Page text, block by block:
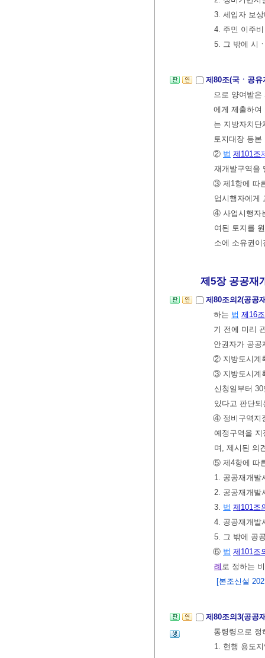
3. 세입자 보
4. 주민 이주비
5. 그 밖에 시
제80조(국ㆍ공
으로 양여받
에게 제출하여
는 지방자치
토지대장 등
② 법 제101조
재개발구역을
③ 제1항에 따
업시행자에게
④ 사업시행자
여된 토지를
소에 소유권
제5장 공공재개
제80조의2(공공
하는 법 제16조
기 전에 미리
안권자가 공
② 지방도시계
③ 지방도시계
신청일부터
있다고 판단
④ 정비구역지
예정구역을
며, 제시된 의
⑤ 제4항에 따
1. 공공재개발
2. 공공재개발
3. 법 제101조
4. 공공재개발
5. 그 밖에 공
⑥ 법 제101조
례 로 정하는
[본조신설
제80조의3(공공
통령령으로 정
1. 현행 용도